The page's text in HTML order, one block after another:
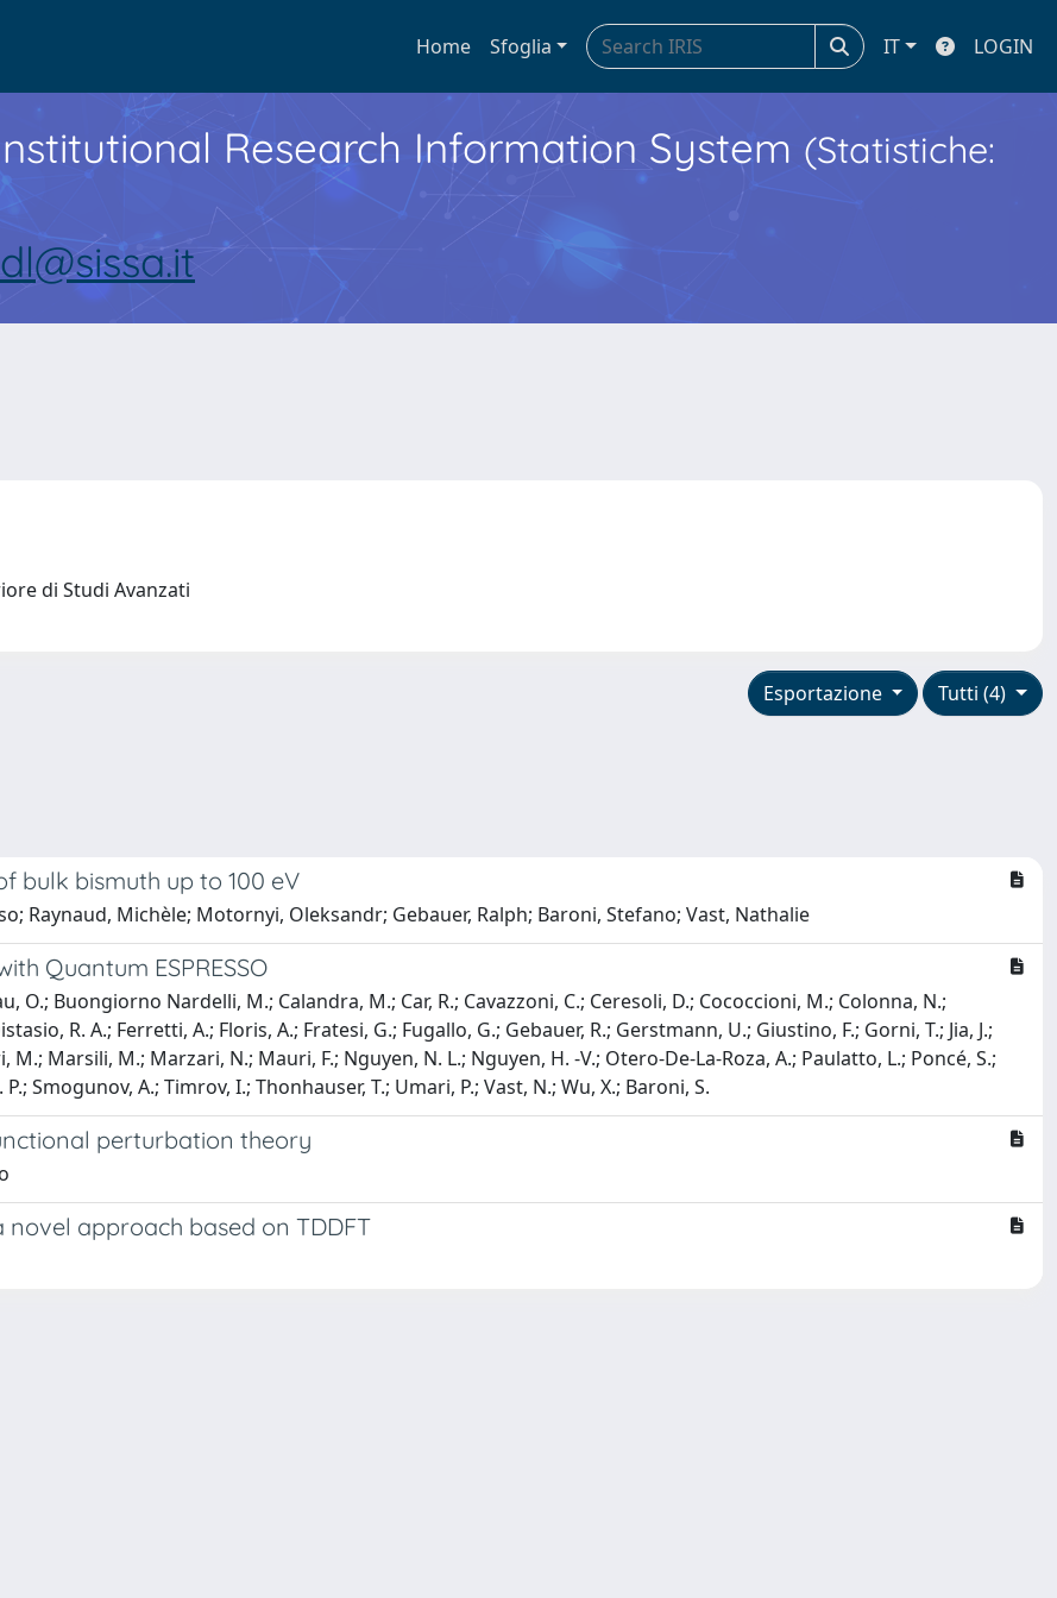
Home Sfoglia IT LOGIN
Research Information System (Statistiche:
di Studi Avanzati
Tutti (4)
Esportazione
bulk bismuth up to 100 eV
Raynaud, Michèle; Motornyi, Oleksandr; Gebauer, Ralph; Baroni, Stefano; Vast, Nathalie
Quantum ESPRESSO
O.; Buongiorno Nardelli, M.; Calandra, M.; Car, R.; Cavazzoni, C.; Ceresoli, D.; Cococcioni, M.; Colonna, N.;
R. A.; Ferretti, A.; Floris, A.; Fratesi, G.; Fugallo, G.; Gebauer, R.; Gerstmann, U.; Giustino, F.; Gorni, T.; Jia, J.;
M.; Marsili, M.; Marzari, N.; Mauri, F.; Nguyen, N. L.; Nguyen, H. -V.; Otero-De-La-Roza, A.; Paulatto, L.; Poncé, S.;
Smogunov, A.; Timrov, I.; Thonhauser, T.; Umari, P.; Vast, N.; Wu, X.; Baroni, S.
perturbation theory
approach based on TDDFT